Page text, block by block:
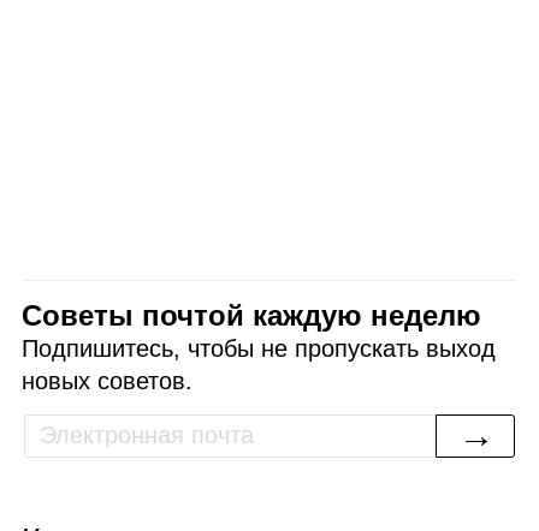
Советы почтой каждую неделю
Подпишитесь, чтобы не пропускать выход
новых советов.
→